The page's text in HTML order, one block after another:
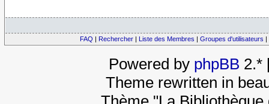
FAQ | Rechercher | Liste des Membres | Groupes d'utilisateurs |
Powered by phpBB 2.*
Theme rewritten in